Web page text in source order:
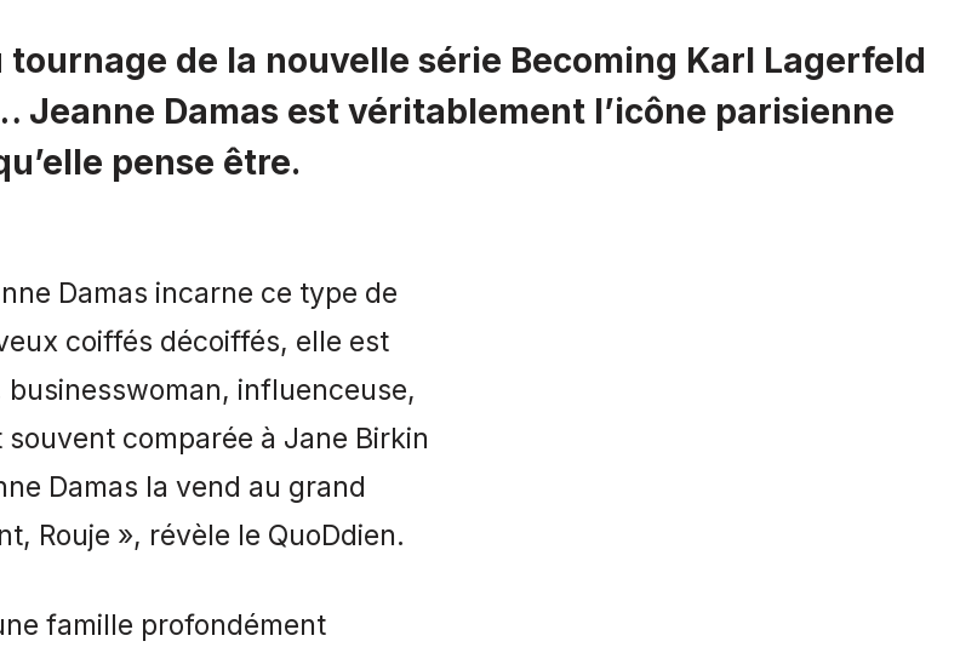
de la nouvelle série Becoming Karl Lagerfeld
Jeanne Damas est véritablement l’icône parisienne
pense être.
Damas incarne ce type de
coiffés décoiffés, elle est
influenceuse,
comparée à Jane Birkin
Damas la vend au grand
Rouje », révèle le QuoDdien.
famille profondément